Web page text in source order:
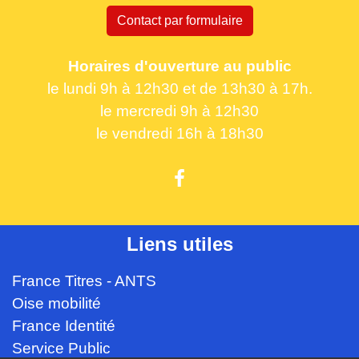
Contact par formulaire
Horaires d'ouverture au public
le lundi 9h à 12h30 et de 13h30 à 17h.
le mercredi 9h à 12h30
le vendredi 16h à 18h30
Liens utiles
France Titres - ANTS
Oise mobilité
France Identité
Service Public